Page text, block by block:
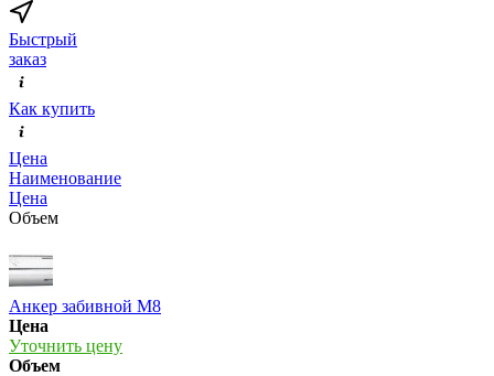
Быстрый
заказ
Как купить
Цена
Наименование
Цена
Объем
Анкер забивной М8
Цена
Уточнить цену
Объем